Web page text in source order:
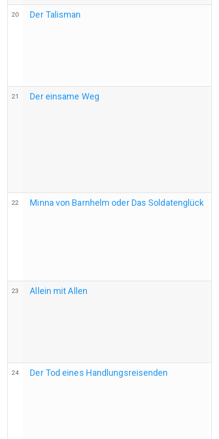
20 Der Talisman
21 Der einsame Weg
22 Minna von Barnhelm oder Das Soldatenglück
23 Allein mit Allen
24 Der Tod eines Handlungsreisenden